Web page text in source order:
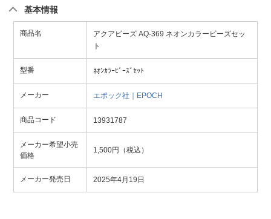
基本情報
商品名
アクアビーズ AQ-369 ネオンカラービーズセッ
ト
型番 ﾈｵﾝｶﾗｰﾋﾞｰｽﾞｾｯﾄ
メーカー エポック社｜EPOCH
商品コード 13931787
メーカー希望小売
価格
1,500円（税込）
メーカー発売日 2025年4月19日